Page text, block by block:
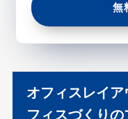
無
オフィスレイ
フィスづくり